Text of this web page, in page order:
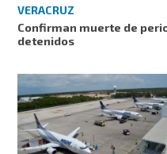
VERACRUZ
Confirman muerte de
detenidos